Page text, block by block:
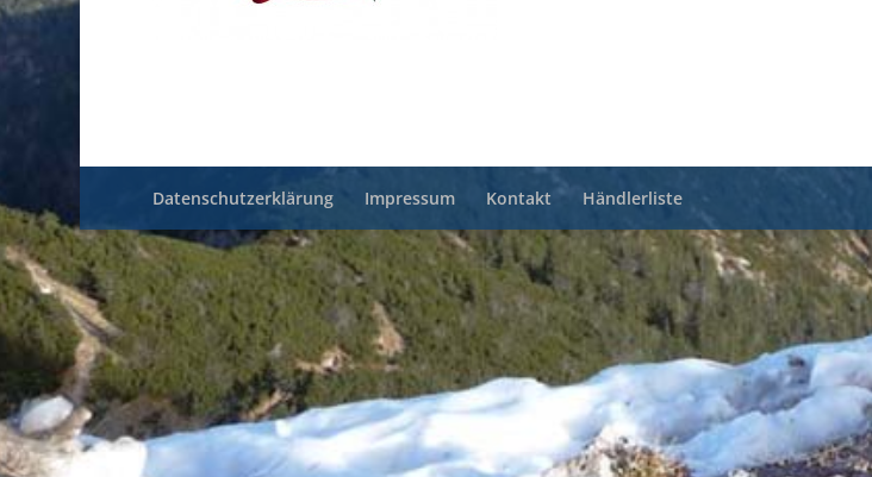
Datenschutzerklärung Impressum Kontakt Händlerliste